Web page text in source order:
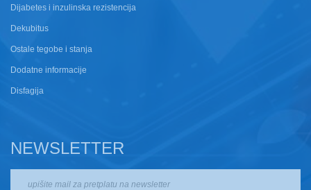
Dijabetes i inzulinska rezistencija
Dekubitus
Ostale tegobe i stanja
Dodatne informacije
Disfagija
NEWSLETTER